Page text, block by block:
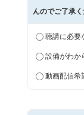
んのでご了承く
聴講に必要
設備がわか
動画配信希